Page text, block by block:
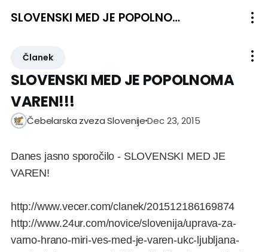
SLOVENSKI MED JE POPOLNOMA VAREN!!!
Članek
SLOVENSKI MED JE POPOLNOMA
VAREN!!!
Čebelarska zveza SlovenijeDec 23, 2015
Danes jasno sporočilo - SLOVENSKI MED JE
VAREN!
http://www.vecer.com/clanek/201512186169874
http://www.24ur.com/novice/slovenija/uprava-za-
varno-hrano-miri-ves-med-je-varen-ukc-ljubljana-